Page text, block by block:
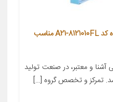
فیلتر کابین فیلتر دم مدل ساده کد A21-8121010FL مناسب
و معتبر، در صنعت تولید
تمرکز و تخصص گروه […]